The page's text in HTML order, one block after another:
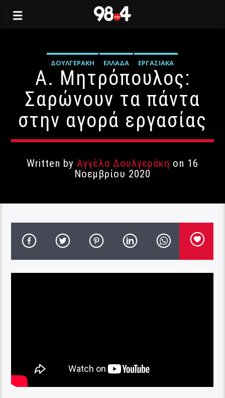
ΔΟΥΛΓΕΡΆΚΗ ΕΛΛΆΔΑ ΕΡΓΑΣΙΑΚΆ
Α. Μητρόπουλος:
Σαρώνουν τα πάντα
στην αγορά εργασίας
Written by Αγγέλα Δουλγεράκη on 16
Νοεμβρίου 2020